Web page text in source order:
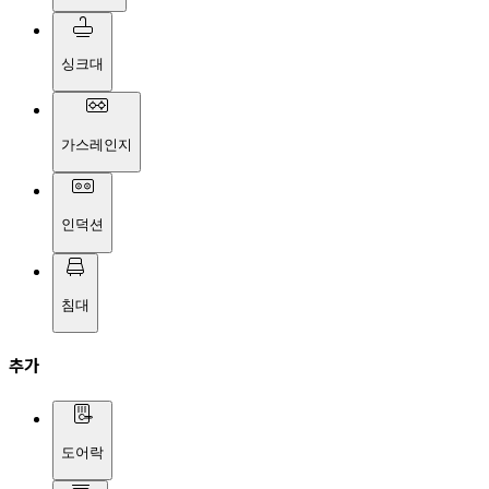
싱크대
가스레인지
인덕션
침대
추가
도어락